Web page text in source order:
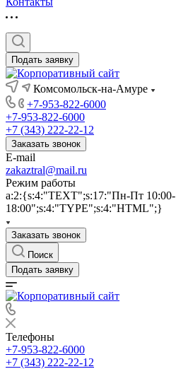
Подать заявку
Комсомольск-на-Амуре
+7-953-822-6000
+7-953-822-6000
+7 (343) 222-22-12
Заказать звонок
E-mail
zakaztral@mail.ru
Режим работы
a:2:{s:4:"TEXT";s:17:"Пн-Пт 10:00-
18:00";s:4:"TYPE";s:4:"HTML";}
Заказать звонок
Поиск
Подать заявку
Телефоны
+7-953-822-6000
+7 (343) 222-22-12